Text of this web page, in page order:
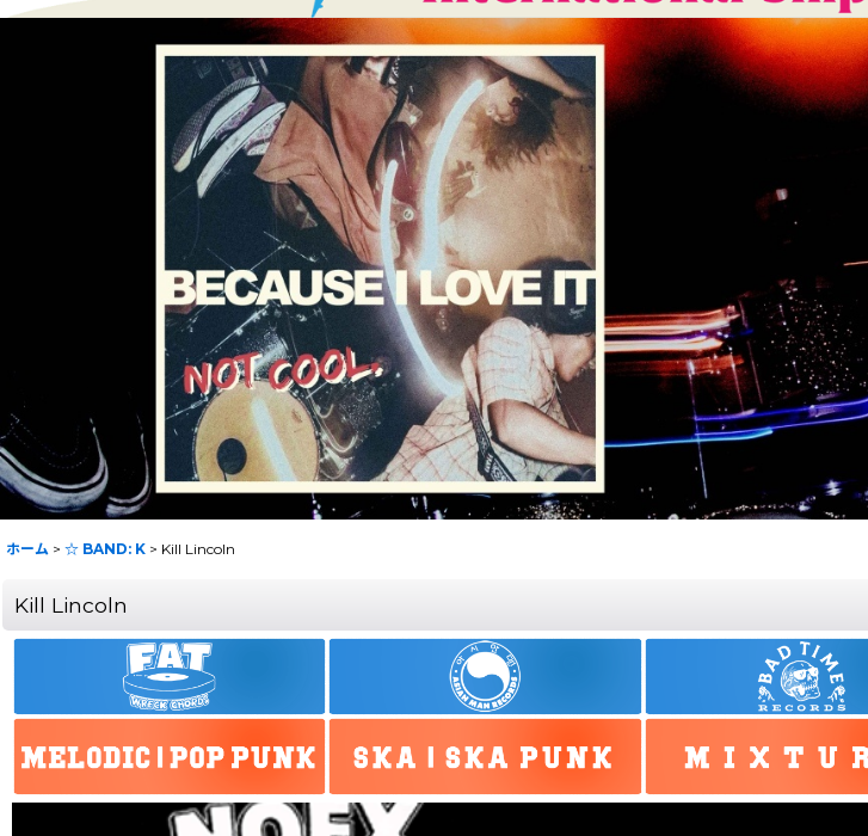
ホーム > ☆ BAND: K > Kill Lincoln
Kill Lincoln